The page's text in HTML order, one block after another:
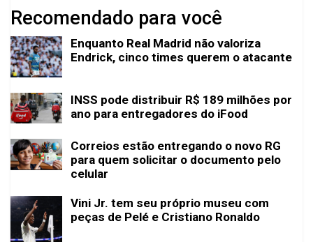
Recomendado para você
Enquanto Real Madrid não valoriza
Endrick, cinco times querem o atacante
INSS pode distribuir R$ 189 milhões por
ano para entregadores do iFood
Correios estão entregando o novo RG
para quem solicitar o documento pelo
celular
Vini Jr. tem seu próprio museu com
peças de Pelé e Cristiano Ronaldo